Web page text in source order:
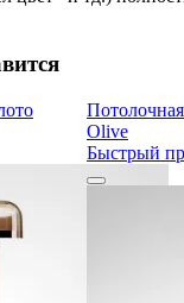
Olive
Быстрый